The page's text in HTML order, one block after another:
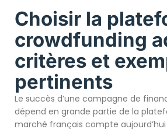
Choisir la
crowdfunding
critères et
pertinents
Le succès d’une campagne de
dépend en grande partie de la
marché français compte